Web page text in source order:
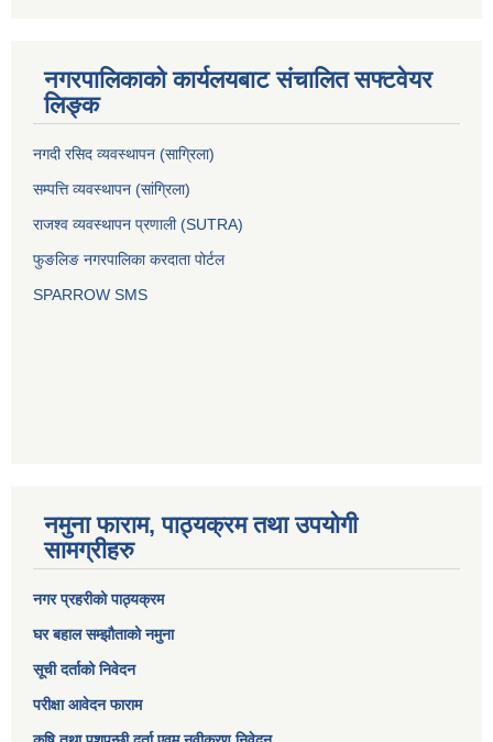
नगरपालिकाको कार्यलयबाट संचालित सफ्टवेयर
लिङ्क
नगदी रसिद व्यवस्थापन (साग्रिला)
सम्पत्ति व्यवस्थापन (सांग्रिला)
राजश्व व्यवस्थापन प्रणाली (SUTRA)
फुङलिङ नगरपालिका करदाता पोर्टल
SPARROW SMS
नमुना फाराम, पाठ्यक्रम तथा उपयोगी
सामग्रीहरु
नगर प्रहरीको पाठ्यक्रम
घर बहाल सम्झौताको नमुना
सूची दर्ताको निवेदन
परीक्षा आवेदन फाराम